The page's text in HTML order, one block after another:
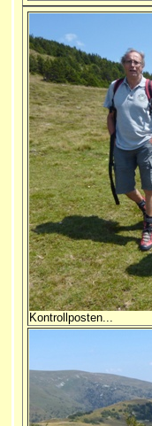
Kontrollposten...